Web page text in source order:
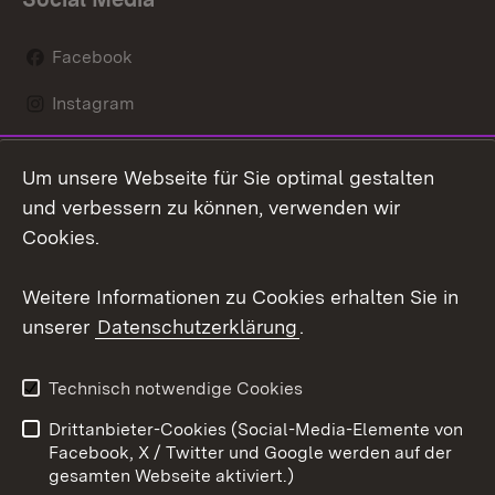
Facebook
Instagram
Mastodon
Youtube
Kontakt
Datenschutz
Barrierefreiheit
Impressum Cookies
Um unsere Webseite für Sie optimal gestalten
und verbessern zu können, verwenden wir
Cookies.
Weitere Informationen zu Cookies erhalten Sie in
unserer Datenschutzerklärung.
Technisch notwendige Cookies
Drittanbieter-Cookies (Social-Media-Elemente von
Facebook, X / Twitter und Google werden auf der
gesamten Webseite aktiviert.)